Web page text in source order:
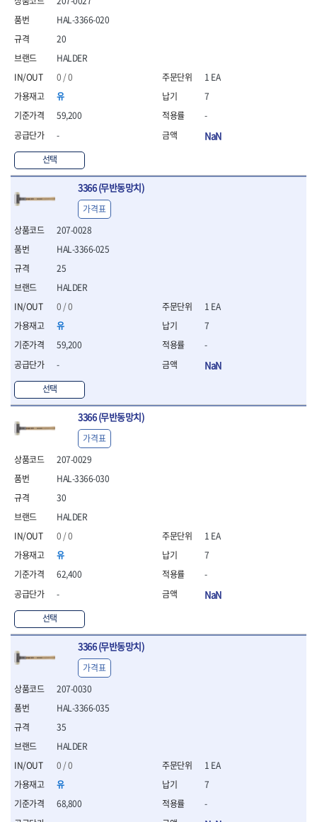
- 날교환드라이버세트
- 드라이버핸들
- 비트세트
- 비트홀다드라이버세트
- 드라이버블레이드
- 비트드라이버
- 별비트
- 육각비트
- 검전드라이버
- 육각T렌치
- 전동비트홀다
- 드라이버비트세트
- 옵셋드라이버
- 스크래퍼드라이버
- 시계드라이버
- 정밀드라이버
- 육각복스드라이버
- 스크류드라이버
- 툴첵플러스
- 볼트세터
- 너트드라이버
- 자화기
- 라쳇렌치
- 임팩엑스트라롱소켓
- 파워렌치
- 드릴척아답타
- 조인트플러그소켓
- 옵셋렌치
- 파워렌치
- 소켓홀더
- 클라이밍비트
- 비트소켓세트
- 포지비트
- 일자비트
- 임팩포지비트
- 임팩십자비트
- 십자비트
- 임팩별비트소켓
- 임팩XZN비트소켓
- 십자비트소켓
- 일자비트소켓
- 임팩XZN비트
- 라쳇핸들세트
- 사각비트
- 토크드라이버
- 임팩포지비트소켓
- 에어리베터기
- 타이어압력게이지
- 에어폴리셔
- 건식그라인더
- 연마지그
- 샌더폴리셔
이젠
일레드
츠노다(TTC)
타이거(TIGER)
협성
황금손
HALDER
0 / 0
유
59,200
-
선택
HAL-3366-020
20
1 EA
7
-
NaN
3366 (무반동망치)
207-0028
HALDER
0 / 0
유
59,200
-
선택
HAL-3366-025
25
가격표
1 EA
7
-
NaN
3366 (무반동망치)
207-0029
HALDER
0 / 0
유
62,400
-
선택
HAL-3366-030
30
가격표
1 EA
7
-
NaN
3366 (무반동망치)
207-0030
HALDER
0 / 0
유
68,800
HAL-3366-035
35
가격표
1 EA
7
-